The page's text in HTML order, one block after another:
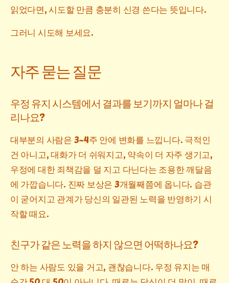
읽었다면, 시도할 만큼 충분히 신경 쓴다는 뜻입니다.
그러니 시도해 보세요.
자주 묻는 질문
우정 유지 시스템에서 결과를 보기까지 얼마나 걸
리나요?
대부분의 사람은 3~4주 안에 변화를 느낍니다. 극적인
건 아니고, 대화가 더 쉬워지고, 약속이 더 자주 생기고,
우정에 대한 죄책감을 덜 지고 다닌다는 조용한 깨달음
에 가깝습니다. 진짜 보상은 3개월째쯤에 옵니다. 습관
이 굳어지고 관계가 당신의 일관된 노력을 반영하기 시
작할 때요.
친구가 같은 노력을 하지 않으면 어떡하나요?
안 하는 사람도 있을 거고, 괜찮습니다. 우정 유지는 매